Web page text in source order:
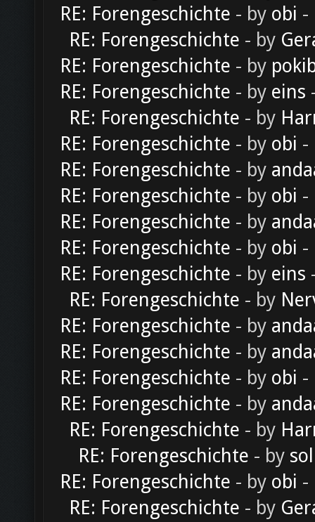
RE: Forengeschichte - by obi -
RE: Forengeschichte - by
RE: Forengeschichte - by
RE: Forengeschichte - by eins
RE: Forengeschichte - by
RE: Forengeschichte - by obi -
RE: Forengeschichte - by
RE: Forengeschichte - by obi -
RE: Forengeschichte - by
RE: Forengeschichte - by obi -
RE: Forengeschichte - by eins
RE: Forengeschichte - by
RE: Forengeschichte - by
RE: Forengeschichte - by
RE: Forengeschichte - by obi -
RE: Forengeschichte - by
RE: Forengeschichte - by
RE: Forengeschichte - by
RE: Forengeschichte - by obi -
RE: Forengeschichte - by